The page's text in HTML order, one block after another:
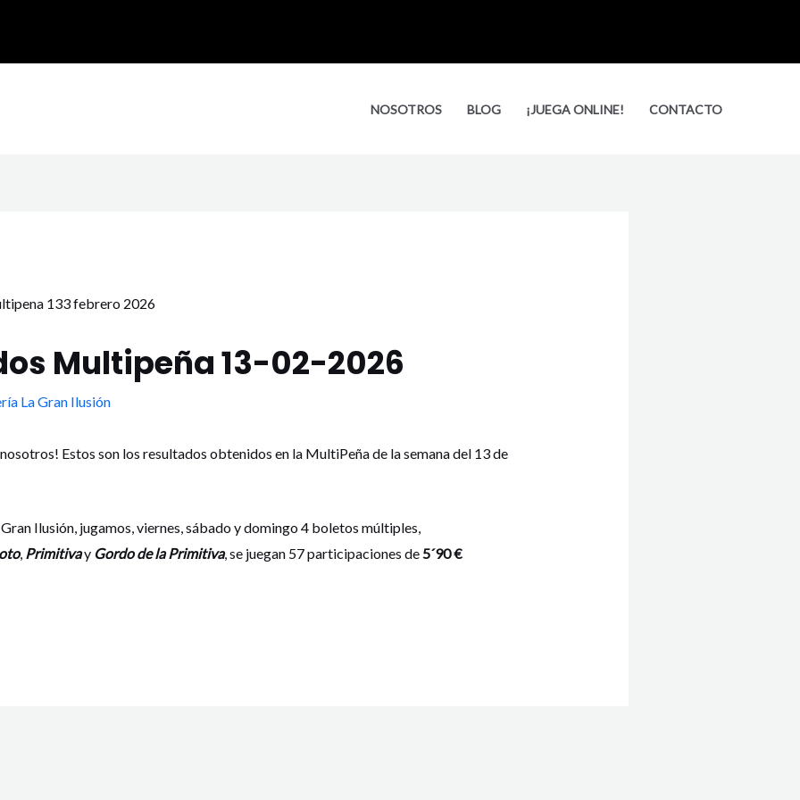
NOSOTROS BLOG ¡JUEGA ONLINE! CONTACTO
Multipeña 13-02-2026
La Gran Ilusión
Estos son los resultados obtenidos en la MultiPeña de la semana del 13 de
Gran Ilusión, jugamos, viernes, sábado y domingo 4 boletos múltiples,
, Primitivay Gordo de la Primitiva, se juegan 57 participaciones de5´90 €